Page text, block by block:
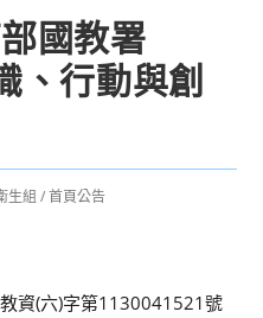
國教署
、行動與創
生組 / 首頁公告
資(六)字第1130041521號